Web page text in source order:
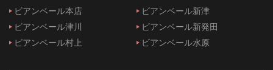
ビアンベール本店
ビアンベール新津
ビアンベール津川
ビアンベール新発田
ビアンベール村上
ビアンベール水原